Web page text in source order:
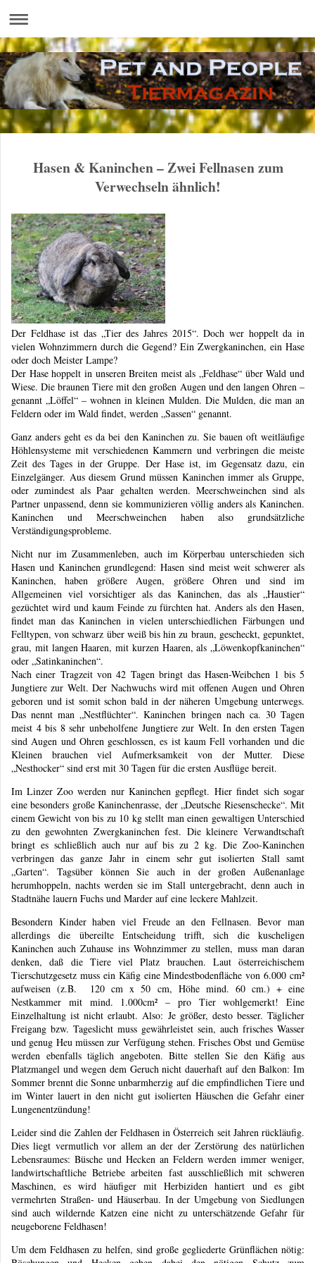
Hasen & Kaninchen – Zwei Fellnasen zum
Verwechseln ähnlich!
Der Feldhase ist das „Tier des Jahres 2015“. Doch wer hoppelt da in
vielen Wohnzimmern durch die Gegend? Ein Zwergkaninchen, ein Hase
oder doch Meister Lampe?
Der Hase hoppelt in unseren Breiten meist als „Feldhase“ über Wald und
Wiese. Die braunen Tiere mit den großen Augen und den langen Ohren –
genannt „Löffel“ – wohnen in kleinen Mulden. Die Mulden, die man an
Feldern oder im Wald findet, werden „Sassen“ genannt.
Ganz anders geht es da bei den Kaninchen zu. Sie bauen oft weitläufige
Höhlensysteme mit verschiedenen Kammern und verbringen die meiste
Zeit des Tages in der Gruppe. Der Hase ist, im Gegensatz dazu, ein
Einzelgänger. Aus diesem Grund müssen Kaninchen immer als Gruppe,
oder zumindest als Paar gehalten werden. Meerschweinchen sind als
Partner unpassend, denn sie kommunizieren völlig anders als Kaninchen.
Kaninchen und Meerschweinchen haben also grundsätzliche
Verständigungsprobleme.
Nicht nur im Zusammenleben, auch im Körperbau unterschieden sich
Hasen und Kaninchen grundlegend: Hasen sind meist weit schwerer als
Kaninchen, haben größere Augen, größere Ohren und sind im
Allgemeinen viel vorsichtiger als das Kaninchen, das als „Haustier“
gezüchtet wird und kaum Feinde zu fürchten hat. Anders als den Hasen,
findet man das Kaninchen in vielen unterschiedlichen Färbungen und
Felltypen, von schwarz über weiß bis hin zu braun, gescheckt, gepunktet,
grau, mit langen Haaren, mit kurzen Haaren, als „Löwenkopfkaninchen“
oder „Satinkaninchen“.
Nach einer Tragzeit von 42 Tagen bringt das Hasen-Weibchen 1 bis 5
Jungtiere zur Welt. Der Nachwuchs wird mit offenen Augen und Ohren
geboren und ist somit schon bald in der näheren Umgebung unterwegs.
Das nennt man „Nestflüchter“. Kaninchen bringen nach ca. 30 Tagen
meist 4 bis 8 sehr unbeholfene Jungtiere zur Welt. In den ersten Tagen
sind Augen und Ohren geschlossen, es ist kaum Fell vorhanden und die
Kleinen brauchen viel Aufmerksamkeit von der Mutter. Diese
„Nesthocker“ sind erst mit 30 Tagen für die ersten Ausflüge bereit.
Im Linzer Zoo werden nur Kaninchen gepflegt. Hier findet sich sogar
eine besonders große Kaninchenrasse, der „Deutsche Riesenschecke“. Mit
einem Gewicht von bis zu 10 kg stellt man einen gewaltigen Unterschied
zu den gewohnten Zwergkaninchen fest. Die kleinere Verwandtschaft
bringt es schließlich auch nur auf bis zu 2 kg. Die Zoo-Kaninchen
verbringen das ganze Jahr in einem sehr gut isolierten Stall samt
„Garten“. Tagsüber können Sie auch in der großen Außenanlage
herumhoppeln, nachts werden sie im Stall untergebracht, denn auch in
Stadtnähe lauern Fuchs und Marder auf eine leckere Mahlzeit.
Besondern Kinder haben viel Freude an den Fellnasen. Bevor man
allerdings die übereilte Entscheidung trifft, sich die kuscheligen
Kaninchen auch Zuhause ins Wohnzimmer zu stellen, muss man daran
denken, daß die Tiere viel Platz brauchen. Laut österreichischem
Tierschutzgesetz muss ein Käfig eine Mindestbodenfläche von 6.000 cm²
aufweisen (z.B. 120 cm x 50 cm, Höhe mind. 60 cm.) + eine
Nestkammer mit mind. 1.000cm² – pro Tier wohlgemerkt! Eine
Einzelhaltung ist nicht erlaubt. Also: Je größer, desto besser. Täglicher
Freigang bzw. Tageslicht muss gewährleistet sein, auch frisches Wasser
und genug Heu müssen zur Verfügung stehen. Frisches Obst und Gemüse
werden ebenfalls täglich angeboten. Bitte stellen Sie den Käfig aus
Platzmangel und wegen dem Geruch nicht dauerhaft auf den Balkon: Im
Sommer brennt die Sonne unbarmherzig auf die empfindlichen Tiere und
im Winter lauert in den nicht gut isolierten Häuschen die Gefahr einer
Lungenentzündung!
Leider sind die Zahlen der Feldhasen in Österreich seit Jahren rückläufig.
Dies liegt vermutlich vor allem an der der Zerstörung des natürlichen
Lebensraumes: Büsche und Hecken an Feldern werden immer weniger,
landwirtschaftliche Betriebe arbeiten fast ausschließlich mit schweren
Maschinen, es wird häufiger mit Herbiziden hantiert und es gibt
vermehrten Straßen- und Häuserbau. In der Umgebung von Siedlungen
sind auch wildernde Katzen eine nicht zu unterschätzende Gefahr für
neugeborene Feldhasen!
Um dem Feldhasen zu helfen, sind große gegliederte Grünflächen nötig: